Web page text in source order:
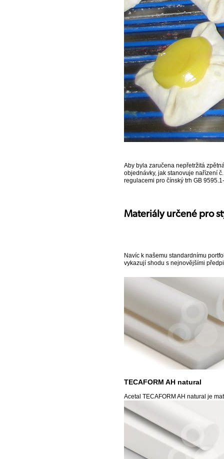
Aby byla zaručena nepřetržitá
objednávky, jak stanovuje nařízení
regulacemi pro čínský trh GB
Materiály určené pro
Navíc k našemu standardnímu
vykazují shodu s nejnovějšími
TECAFORM AH natural
Acetal TECAFORM AH natural je